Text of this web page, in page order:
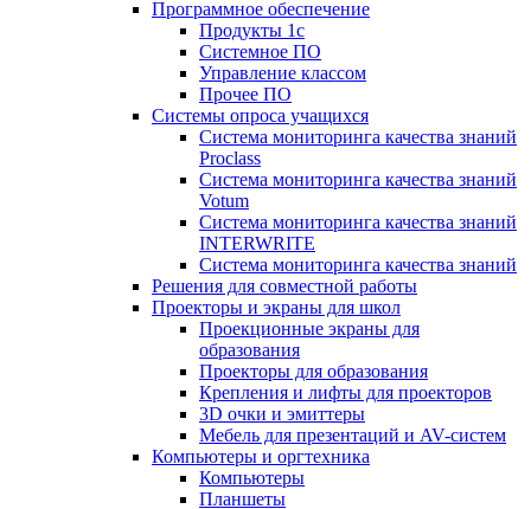
Программное обеспечение
Продукты 1с
Системное ПО
Управление классом
Прочее ПО
Системы опроса учащихся
Система мониторинга качества знаний
Proclass
Система мониторинга качества знаний
Votum
Система мониторинга качества знаний
INTERWRITE
Система мониторинга качества знаний
Решения для совместной работы
Проекторы и экраны для школ
Проекционные экраны для
образования
Проекторы для образования
Крепления и лифты для проекторов
3D очки и эмиттеры
Мебель для презентаций и AV-систем
Компьютеры и оргтехника
Компьютеры
Планшеты